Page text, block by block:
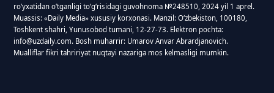
roʻyxatidan oʻtganligi toʻgʻrisidagi guvohnoma №248510, 2024 yil 1 aprel.
Muassis: «Daily Media» xususiy korxonasi. Manzil: Oʻzbekiston, 100180,
Toshkent shahri, Yunusobod tumani, 12-27-73. Elektron pochta:
info@uzdaily.com. Bosh muharrir: Umarov Anvar Abrardjanovich.
Mualliflar fikri tahririyat nuqtayi nazariga mos kelmasligi mumkin.